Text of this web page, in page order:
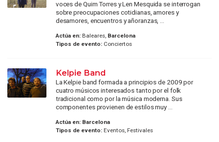
voces de Quim Torres y Len Mesquida se interrogan
sobre preocupaciones cotidianas, amores y
desamores, encuentros y añoranzas, ...
Actúa en:Baleares, Barcelona
Tipos de evento:Conciertos
Kelpie Band
La Kelpie band formada a principios de 2009 por
cuatro músicos interesados tanto por el folk
tradicional como por la música moderna. Sus
componentes provienen de estilos muy ...
Actúa en: Barcelona
Tipos de evento:Eventos, Festivales